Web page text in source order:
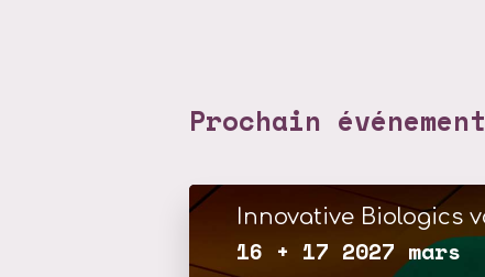
Prochain
Innovative Biologics
16 + 17 2027 mars